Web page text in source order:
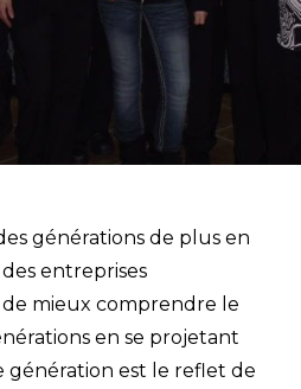
générations de plus en
entreprises
mieux comprendre le
en se projetant
génération est le reflet de